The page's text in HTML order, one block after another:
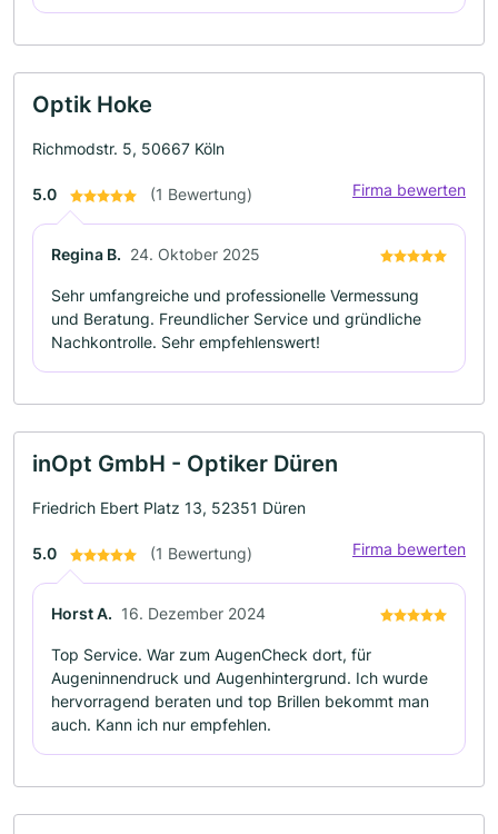
Optik Hoke
Richmodstr. 5, 50667 Köln
5.0 (1 Bewertung) Firma bewerten
Regina B. 24. Oktober 2025
Sehr umfangreiche und professionelle Vermessung
und Beratung. Freundlicher Service und gründliche
Nachkontrolle. Sehr empfehlenswert!
inOpt GmbH - Optiker Düren
Friedrich Ebert Platz 13, 52351 Düren
5.0 (1 Bewertung) Firma bewerten
Horst A. 16. Dezember 2024
Top Service. War zum AugenCheck dort, für
Augeninnendruck und Augenhintergrund. Ich wurde
hervorragend beraten und top Brillen bekommt man
auch. Kann ich nur empfehlen.